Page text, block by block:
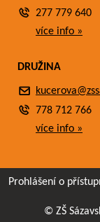
277 779 640
více info »
DRUŽINA
778 712 766
více info »
Prohlášení o
© ZŠ